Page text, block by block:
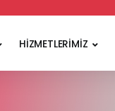
HİZMETLERİMİZ